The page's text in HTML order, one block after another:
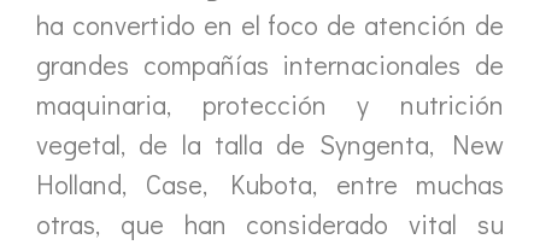
ha convertido en el foco de atención de
grandes compañías internacionales de
maquinaria, protección y nutrición
vegetal, de la talla de Syngenta, New
Holland, Case, Kubota, entre muchas
otras, que han considerado vital su